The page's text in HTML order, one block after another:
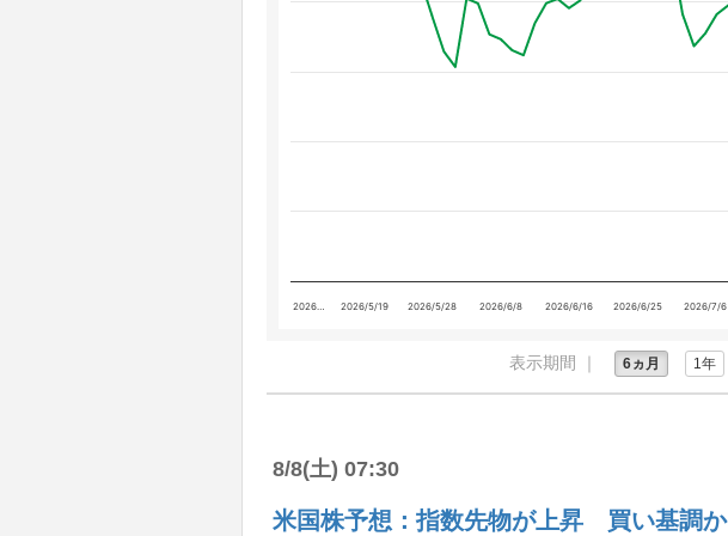
2026… 2026/5/19 2026/5/28 2026/6/8 2026/6/16 2026/6/25 2026/7/6
表示期間 ｜ 6ヵ月 1年
8/8(土) 07:30
米国株予想：指数先物が上昇 買い基調か